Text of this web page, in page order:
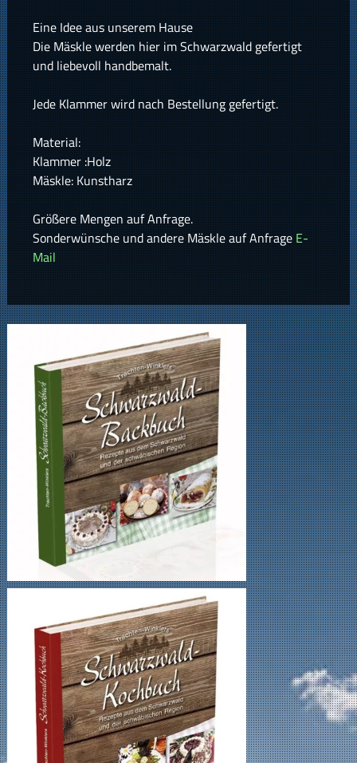
Eine Idee aus unserem Hause
Die Mäskle werden hier im Schwarzwald gefertigt
und liebevoll handbemalt.
Jede Klammer wird nach Bestellung gefertigt.
Material:
Klammer :Holz
Mäskle: Kunstharz
Größere Mengen auf Anfrage.
Sonderwünsche und andere Mäskle auf Anfrage E-
Mail